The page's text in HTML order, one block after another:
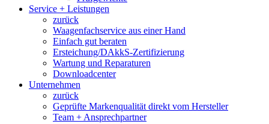
Service + Leistungen
zurück
Waagenfachservice aus einer Hand
Einfach gut beraten
Ersteichung/DAkkS-Zertifizierung
Wartung und Reparaturen
Downloadcenter
Unternehmen
zurück
Geprüfte Markenqualität direkt vom Hersteller
Team + Ansprechpartner